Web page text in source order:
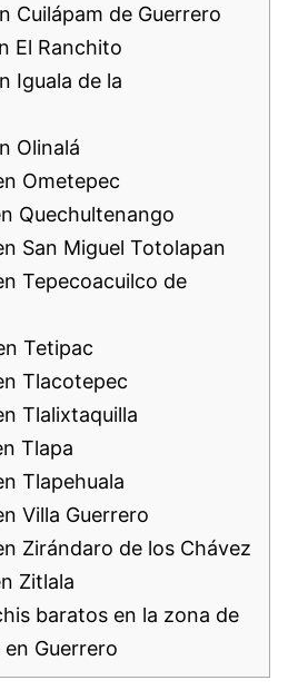
Cuilápam de Guerrero
El Ranchito
Iguala de la
Olinalá
Ometepec
Quechultenango
San Miguel Totolapan
Tepecoacuilco de
Tetipac
Tlacotepec
Tlalixtaquilla
Tlapa
Tlapehuala
Villa Guerrero
Zirándaro de los Chávez
Zitlala
baratos en la zona de
Guerrero